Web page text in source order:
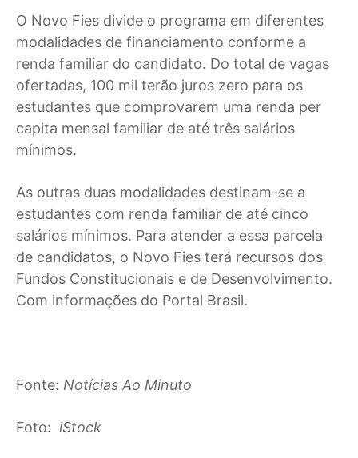
O Novo Fies divide o programa em diferentes
modalidades de financiamento conforme a
renda familiar do candidato. Do total de vagas
ofertadas, 100 mil terão juros zero para os
estudantes que comprovarem uma renda per
capita mensal familiar de até três salários
mínimos.
As outras duas modalidades destinam-se a
estudantes com renda familiar de até cinco
salários mínimos. Para atender a essa parcela
de candidatos, o Novo Fies terá recursos dos
Fundos Constitucionais e de Desenvolvimento.
Com informações do Portal Brasil.
Fonte: Notícias Ao Minuto
Foto: iStock